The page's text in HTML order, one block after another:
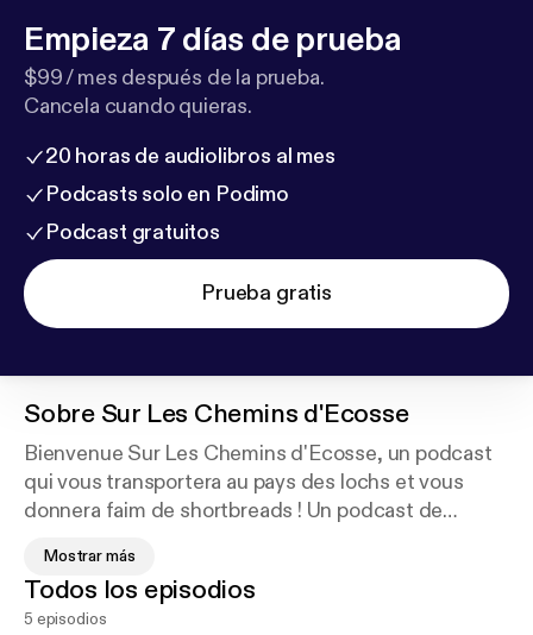
Empieza 7 días de prueba
$99 / mes después de la prueba.
Cancela cuando quieras.
20 horas de audiolibros al mes
Podcasts solo en Podimo
Podcast gratuitos
Prueba gratis
Sobre Sur Les Chemins d'Ecosse
Bienvenue Sur Les Chemins d'Ecosse, un podcast
qui vous transportera au pays des lochs et vous
donnera faim de shortbreads ! Un podcast de
My World. Deux épisodes de 5 à 10 minutes
diffusés le dimanche soir et le jeudi soir.
Mostrar más
Todos los episodios
5 episodios